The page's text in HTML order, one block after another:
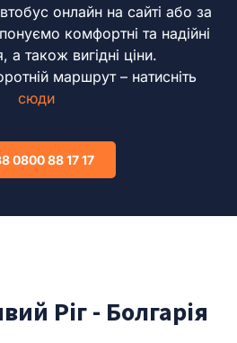
онлайн на сайті або за
комфортні та надійні
а також вигідні ціни.
маршрут – натисніть
сюди
0800 88 17 17
Ріг - Болгарія